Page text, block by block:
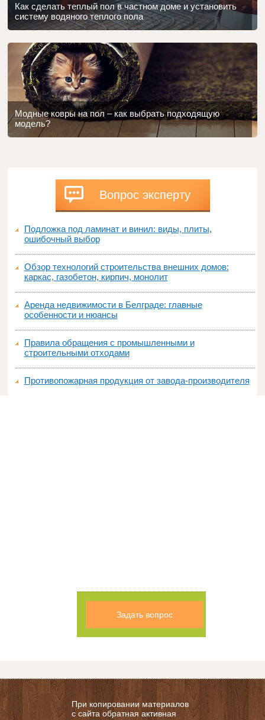
Как сделать теплый пол в частном доме и установить
систему водяного теплого пола
Модные ковры на пол – как выбрать подходящую
модель?
Вопрос эксперту
Подложка под ламинат и винил: виды, плиты,
ошибочный выбор
Обзор технологий строительства внешних домов:
каркас, газобетон, кирпич, монолит
Аренда недвижимости в Белграде: главные
особенности и нюансы
Правила обращения с промышленными и
строительными отходами
Противопожарная продукция от завода-производителя
Задать вопрос
При копировании материалов
с сайта обратная активная